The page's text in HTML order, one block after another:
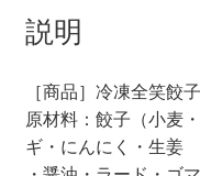
説明
［商品］冷凍全笑餃
原材料：餃子（小麦
ギ・にんにく・生姜